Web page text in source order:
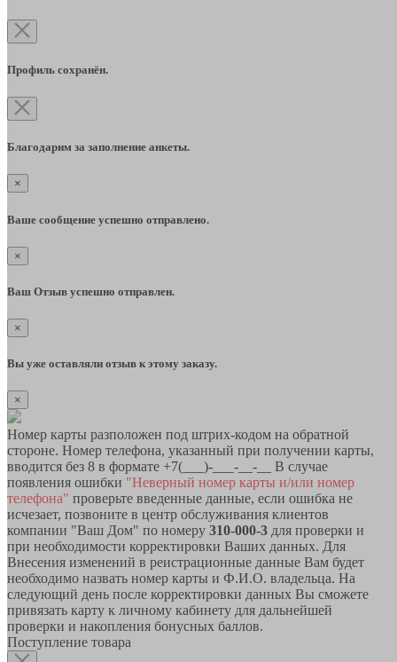
Профиль сохранён.
Благодарим за заполнение анкеты.
×
Ваше сообщение успешно отправлено.
×
Ваш Отзыв успешно отправлен.
×
Вы уже оставляли отзыв к этому заказу.
×
Номер карты разположен под штрих-кодом на обратной
стороне. Номер телефона, указанный при получении карты,
вводится без 8 в формате +7(___)-___-__-__ В случае
появления ошибки "Неверный номер карты и/или номер
телефона" проверьте введенные данные, если ошибка не
исчезает, позвоните в центр обслуживания клиентов
компании "Ваш Дом" по номеру 310-000-3 для проверки и
при необходимости корректировки Ваших данных. Для
Внесения изменений в реистрационные данные Вам будет
необходимо назвать номер карты и Ф.И.О. владельца. На
следующий день после корректировки данных Вы сможете
привязать карту к личному кабинету для дальнейшей
проверки и накопления бонусных баллов.
Поступление товара